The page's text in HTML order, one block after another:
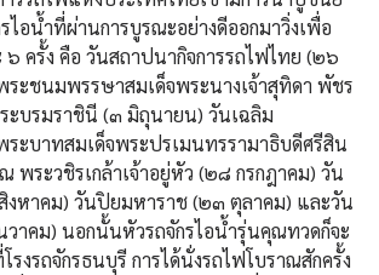
ไอน้ำที่ผ่านการบูรณะอย่างดีออกมาวิ่งเพื่อ
๖ ครั้ง คือ วันสถาปนากิจการรถไฟไทย (๒๖
ะชนมพรรษาสมเด็จพระนางเจ้าสุทิดา พัชร
บรมราชินี (๓ มิถุนายน) วันเฉลิม
ะบาทสมเด็จพระปรเมนทรรามาธิบดีศรีสิน
พระวชิรเกล้าเจ้าอยู่หัว (๒๘ กรกฎาคม) วัน
หาคม) วันปิยมหาราช (๒๓ ตุลาคม) และวัน
าคม) นอกนั้นหัวรถจักรไอน้ำรุ่นคุณทวดก็จะ
รงรถจักรธนบุรี การได้นั่งรถไฟโบราณสักครั้ง